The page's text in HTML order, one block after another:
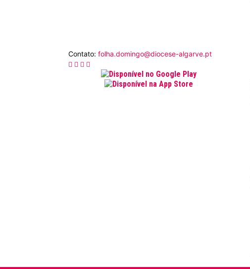
Contato: folha.domingo@diocese-algarve.pt